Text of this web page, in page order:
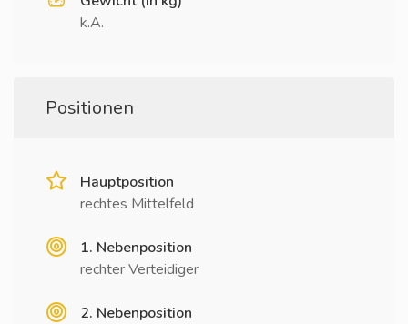
k.A.
Positionen
Hauptposition
rechtes Mittelfeld
1. Nebenposition
rechter Verteidiger
2. Nebenposition